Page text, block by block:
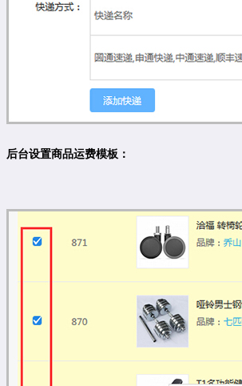
后台设置商品运费模板：